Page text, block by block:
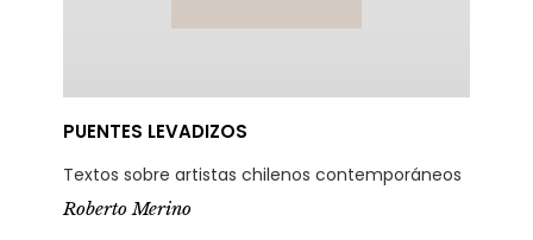
PUENTES LEVADIZOS
Textos sobre artistas chilenos contemporáneos
Roberto Merino